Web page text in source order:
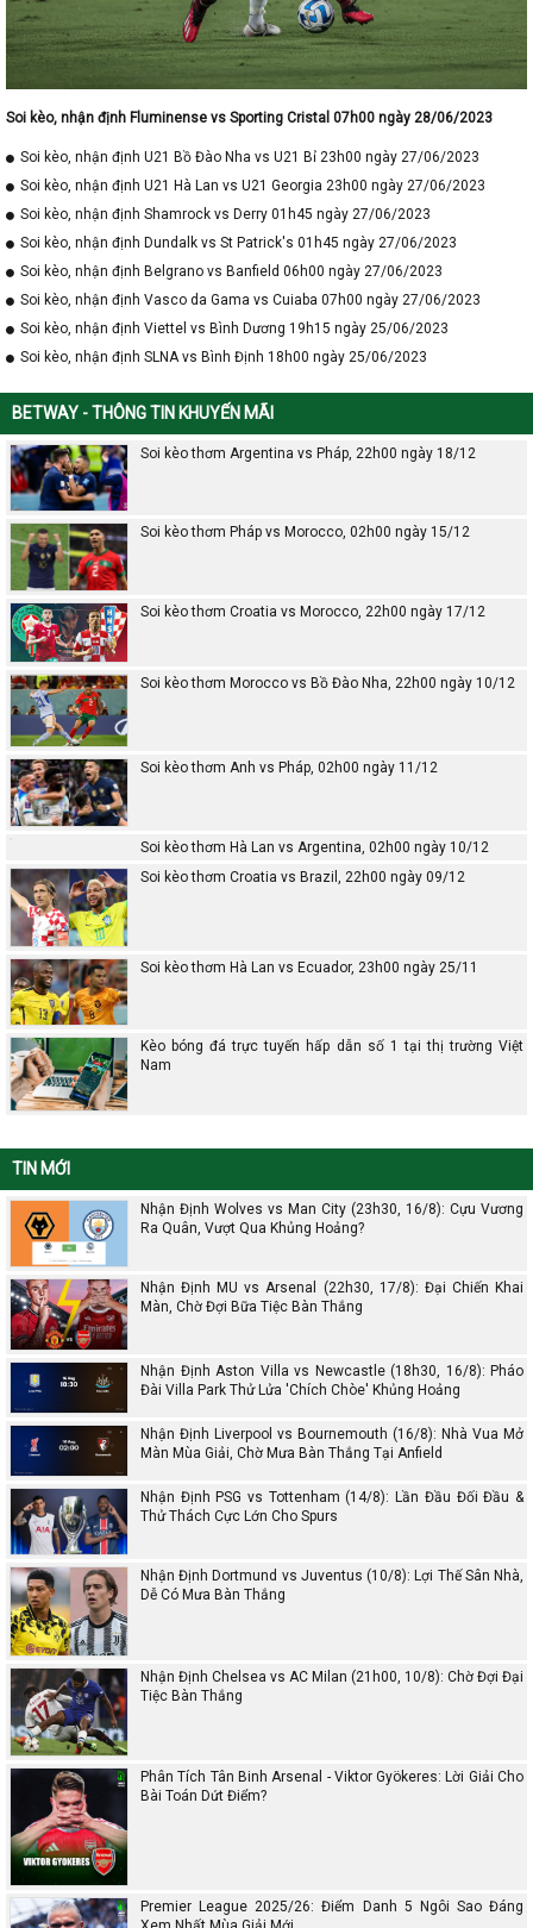
Soi kèo, nhận định Fluminense vs Sporting Cristal 07h00 ngày 28/06/2023
Soi kèo, nhận định U21 Bồ Đào Nha vs U21 Bỉ 23h00 ngày 27/06/2023
Soi kèo, nhận định U21 Hà Lan vs U21 Georgia 23h00 ngày 27/06/2023
Soi kèo, nhận định Shamrock vs Derry 01h45 ngày 27/06/2023
Soi kèo, nhận định Dundalk vs St Patrick's 01h45 ngày 27/06/2023
Soi kèo, nhận định Belgrano vs Banfield 06h00 ngày 27/06/2023
Soi kèo, nhận định Vasco da Gama vs Cuiaba 07h00 ngày 27/06/2023
Soi kèo, nhận định Viettel vs Bình Dương 19h15 ngày 25/06/2023
Soi kèo, nhận định SLNA vs Bình Định 18h00 ngày 25/06/2023
BETWAY - THÔNG TIN KHUYẾN MÃI
Soi kèo thơm Argentina vs Pháp, 22h00 ngày 18/12
Soi kèo thơm Pháp vs Morocco, 02h00 ngày 15/12
Soi kèo thơm Croatia vs Morocco, 22h00 ngày 17/12
Soi kèo thơm Morocco vs Bồ Đào Nha, 22h00 ngày 10/12
Soi kèo thơm Anh vs Pháp, 02h00 ngày 11/12
Soi kèo thơm Hà Lan vs Argentina, 02h00 ngày 10/12
Soi kèo thơm Croatia vs Brazil, 22h00 ngày 09/12
Soi kèo thơm Hà Lan vs Ecuador, 23h00 ngày 25/11
Kèo bóng đá trực tuyến hấp dẫn số 1 tại thị trường Việt
Nam
TIN MỚI
Nhận Định Wolves vs Man City (23h30, 16/8): Cựu Vương
Ra Quân, Vượt Qua Khủng Hoảng?
Nhận Định MU vs Arsenal (22h30, 17/8): Đại Chiến Khai
Màn, Chờ Đợi Bữa Tiệc Bàn Thắng
Nhận Định Aston Villa vs Newcastle (18h30, 16/8): Pháo
Đài Villa Park Thử Lửa 'Chích Chòe' Khủng Hoảng
Nhận Định Liverpool vs Bournemouth (16/8): Nhà Vua Mở
Màn Mùa Giải, Chờ Mưa Bàn Thắng Tại Anfield
Nhận Định PSG vs Tottenham (14/8): Lần Đầu Đối Đầu &
Thử Thách Cực Lớn Cho Spurs
Nhận Định Dortmund vs Juventus (10/8): Lợi Thế Sân Nhà,
Dễ Có Mưa Bàn Thắng
Nhận Định Chelsea vs AC Milan (21h00, 10/8): Chờ Đợi Đại
Tiệc Bàn Thắng
Phân Tích Tân Binh Arsenal - Viktor Gyökeres: Lời Giải Cho
Bài Toán Dứt Điểm?
Premier League 2025/26: Điểm Danh 5 Ngôi Sao Đáng